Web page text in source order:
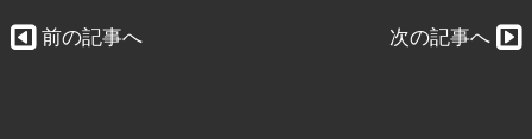
前の記事へ 次の記事へ